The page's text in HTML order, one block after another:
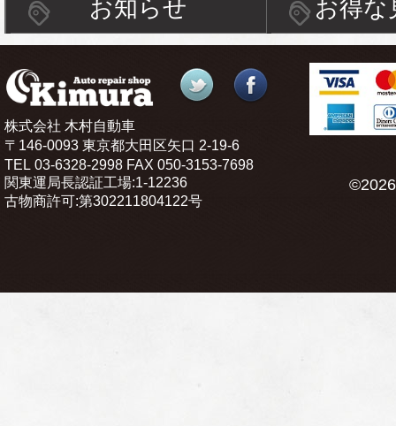
お知らせ
お得な
株式会社 木村自動車
〒146-0093 東京都大田区矢口 2-19-6
TEL 03-6328-2998 FAX 050-3153-7698
関東運局長認証工場:1-12236
古物商許可:第302211804122号